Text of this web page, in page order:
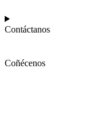
Contáctanos
Coñécenos